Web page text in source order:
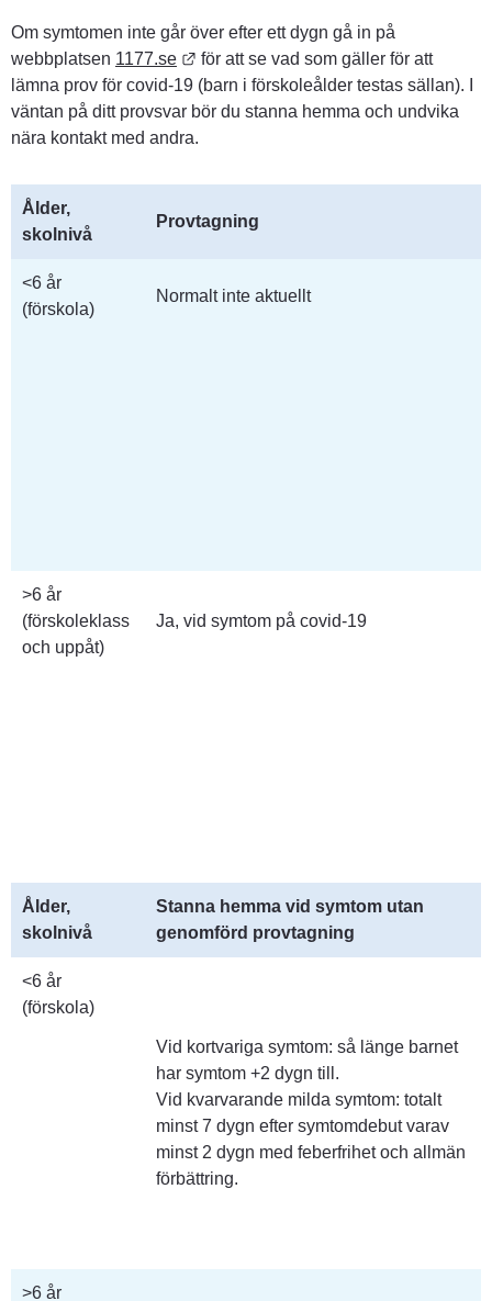
Om symtomen inte går över efter ett dygn gå in på
webbplatsen 1177.se Länk till annan webbplats.
för att se vad som gäller för att
lämna prov för covid-19 (barn i förskoleålder testas sällan). I
väntan på ditt provsvar bör du stanna hemma och undvika
nära kontakt med andra.
Ålder,
skolnivå
Provtagning
<6 år
(förskola)
Normalt inte aktuellt
>6 år
(förskoleklass
och uppåt)
Ja, vid symtom på covid-19
Ålder,
skolnivå
Stanna hemma vid symtom utan
genomförd provtagning
<6 år
(förskola)
Vid kortvariga symtom: så länge barnet
har symtom +2 dygn till.
Vid kvarvarande milda symtom: totalt
minst 7 dygn efter symtomdebut varav
minst 2 dygn med feberfrihet och allmän
förbättring.
>6 år